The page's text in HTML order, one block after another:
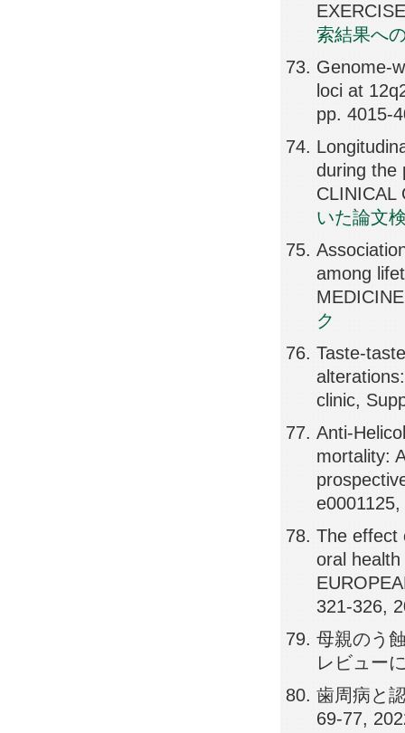
索結果へ
Genome-
loci at
pp. 4015-
during the
CLINICAL
いた論文
among
ク
Taste-
clinic,
Anti-
mortality:
The effect
oral
321-326,
母親のう
レビュー
歯周病と
69-77,